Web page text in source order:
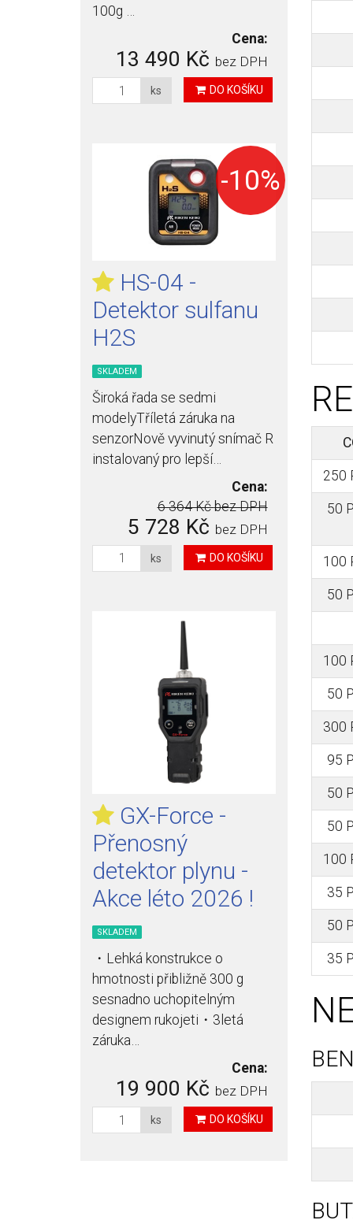
250
50
100
50
100
50
300
95
50
50
100
35
50
35
100g …
Cena:
13 490 Kč bez DPH
ks DO KOŠÍKU
-10%
HS-04 -
Detektor sulfanu
H2S
SKLADEM
Široká řada se sedmi
modelyTříletá záruka na
senzorNově vyvinutý snímač R
instalovaný pro lepší…
Cena:
6 364 Kčbez DPH
5 728 Kč bez DPH
ks DO KOŠÍKU
GX-Force -
Přenosný
detektor plynu -
Akce léto 2026 !
SKLADEM
・Lehká konstrukce o
hmotnosti přibližně 300 g
sesnadno uchopitelným
designem rukojeti・3letá
záruka…
Cena:
19 900 Kč bez DPH
ks DO KOŠÍKU